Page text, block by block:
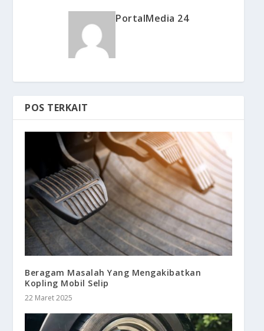
PortalMedia 24
POS TERKAIT
Beragam Masalah Yang Mengakibatkan
Kopling Mobil Selip
22 Maret 2025